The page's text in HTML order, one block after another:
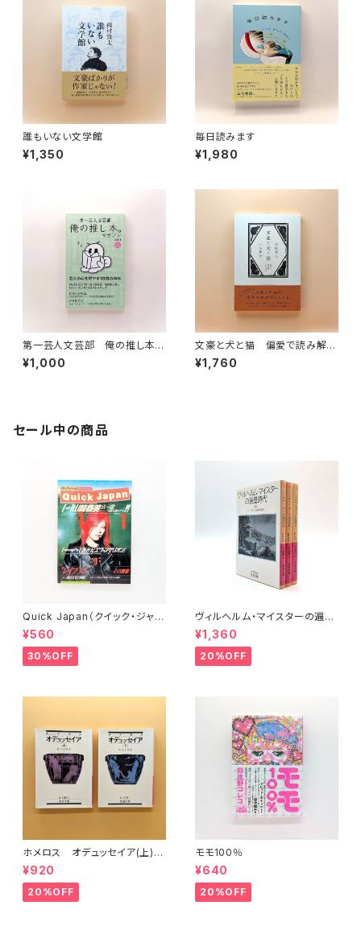
誰もいない文学館
¥1,350
毎日読みます
¥1,980
第一芸人文芸部 俺の推し本。
マガジン Vol.1
¥1,000
文豪と犬と猫 偏愛で読み解く
日本文学
¥1,760
セール中の商品
Quick Japan（クイック・ジャパ
ン）Vol.11
¥560
30%OFF
ヴィルヘルム・マイスターの遍歴
時代 (上)(中)(下)（岩波文庫）
¥1,360
20%OFF
ホメロス オデュッセイア(上)
(下) （岩波文庫）
¥920
20%OFF
モモ100％
¥640
20%OFF